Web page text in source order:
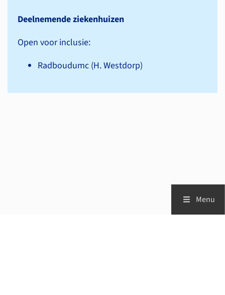
Deelnemende ziekenhuizen
Open voor inclusie:
Radboudumc (H. Westdorp)
Menu